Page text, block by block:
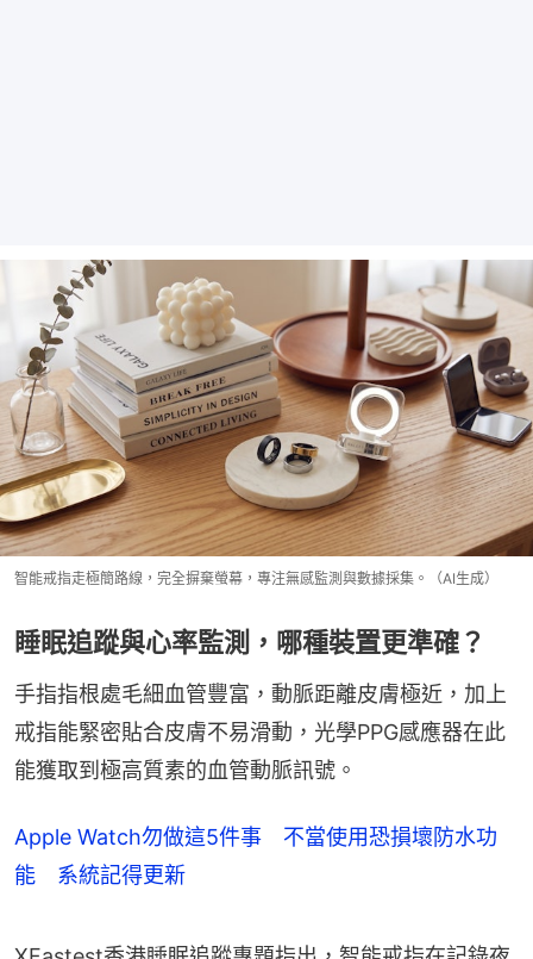
智能戒指走極簡路線，完全摒棄螢幕，專注無感監測與數據採集。（AI生成）
睡眠追蹤與心率監測，哪種裝置更準確？
手指指根處毛細血管豐富，動脈距離皮膚極近，加上
戒指能緊密貼合皮膚不易滑動，光學PPG感應器在此
能獲取到極高質素的血管動脈訊號。
Apple Watch勿做這5件事 不當使用恐損壞防水功
能 系統記得更新